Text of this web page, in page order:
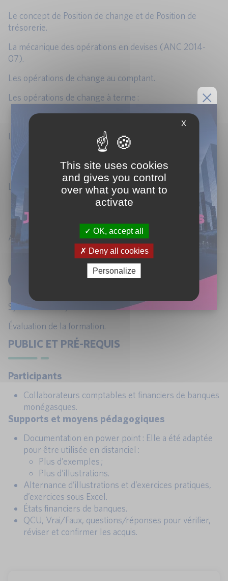
Le concept de Position de change et de Position de
trésorerie.
La mécanique des opérations en devises (ANC 2014-
07).
Les opérations de change au comptant.
Les opérations de change à terme :
Aspects économiques.
Les fx swaps :
Traitement comptable en normes françaises.
Les Cross currency swaps :
Explication économique.
Traitement comptable en normes françaises.
Autres instruments de change :
En fonction des questions des participants.
SYNTHÈSE ET CONCLUSION
Synthèse de la journée.
Évaluation de la formation.
PUBLIC ET PRÉ-REQUIS
Participants
Collaborateurs comptables et financiers de banques
monégasques.
Supports et moyens pédagogiques
Documentation en power point : Elle a été adaptée
pour être utilisée en distanciel :
Plus d’exemples ;
Plus d’illustrations.
Alternance d’illustrations et d’exercices pratiques,
d’exercices sous Excel.
États financiers de banques.
QCU, Vrai/Faux, questions/réponses pour vérifier,
réviser et confirmer les acquis.
X
This site uses cookies
and gives you control
over what you want to
activate
OK, accept all
Deny all cookies
Personalize